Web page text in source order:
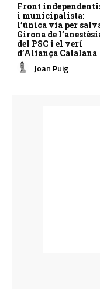
Front
i municipalista:
l’única via per
Girona de
del PSC i el verí
d’Aliança Catalana
Joan Puig